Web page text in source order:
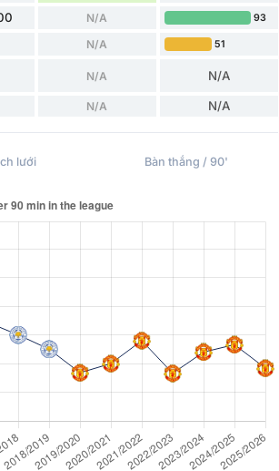
N/A 93
N/A 51
N/A N/A
N/A N/A
lưới Bàn thắng / 90'